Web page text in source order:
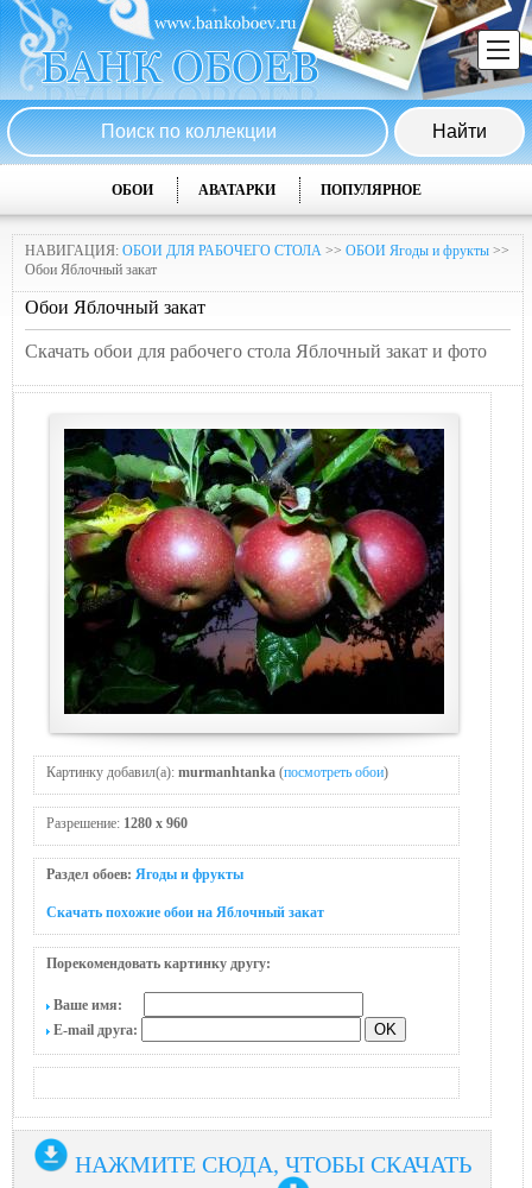
ОБОИ АВАТАРКИ ПОПУЛЯРНОЕ
НАВИГАЦИЯ: ОБОИ ДЛЯ РАБОЧЕГО СТОЛА >> ОБОИ Ягоды и фрукты >>
Обои Яблочный закат
Обои Яблочный закат
Скачать обои для рабочего стола Яблочный закат и фото
Картинку добавил(а): murmanhtanka (посмотреть обои)
Разрешение: 1280 x 960
Раздел обоев: Ягоды и фрукты
Скачать похожие обои на Яблочный закат
Порекомендовать картинку другу:
Ваше имя:
E-mail друга:
НАЖМИТЕ СЮДА, ЧТОБЫ СКАЧАТЬ